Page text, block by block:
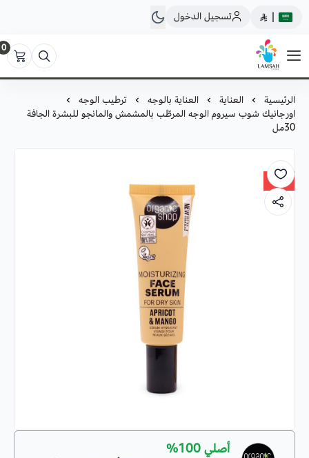
| تسجيل الدخول
لمسة ستور
0
الرئيسية العناية العناية بالوجه
ترطيب الوجه
اورجانيك شوب سيروم الوجه المرطّب بالمشمش والمانجو للبشرة الجافة
30مل
30%
أصلي 100%